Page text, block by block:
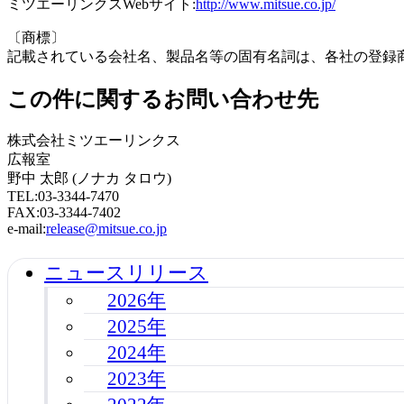
ミツエーリンクスWebサイト:http://www.mitsue.co.jp/
〔商標〕
記載されている会社名、製品名等の固有名詞は、各社の登録
この件に関するお問い合わせ先
株式会社ミツエーリンクス
広報室
野中 太郎 (ノナカ タロウ)
TEL:03-3344-7470
FAX:03-3344-7402
e-mail:release@mitsue.co.jp
ニュースリリース
2026年
2025年
2024年
2023年